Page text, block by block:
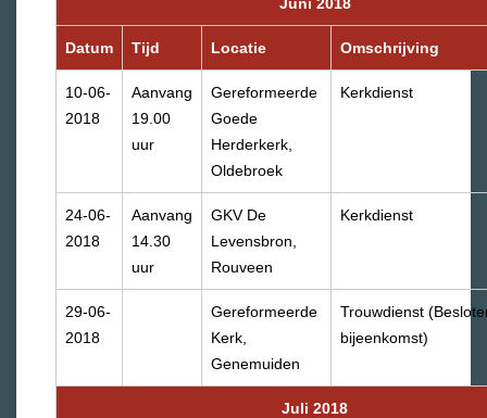
Datum Tijd Locatie Omschrijving
10-06-
2018
Aanvang
19.00
uur
Gereformeerde
Goede
Herderkerk,
Oldebroek
Kerkdienst
24-06-
2018
Aanvang
14.30
uur
GKV De
Levensbron,
Rouveen
Kerkdienst
29-06-
2018
Gereformeerde
Kerk,
Genemuiden
Trouwdienst
bijeenkomst)
Juli 2018